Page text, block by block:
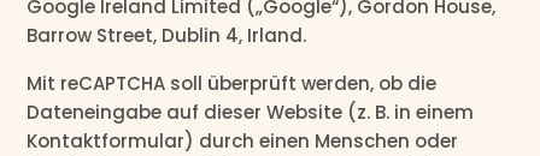
Google Ireland Limited („Google“), Gordon House,
Barrow Street, Dublin 4, Irland.
Mit reCAPTCHA soll überprüft werden, ob die
Dateneingabe auf dieser Website (z. B. in einem
Kontaktformular) durch einen Menschen oder